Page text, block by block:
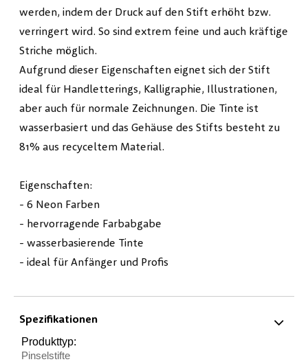
werden, indem der Druck auf den Stift erhöht bzw.
verringert wird. So sind extrem feine und auch kräftige
Striche möglich.
Aufgrund dieser Eigenschaften eignet sich der Stift
ideal für Handletterings, Kalligraphie, Illustrationen,
aber auch für normale Zeichnungen. Die Tinte ist
wasserbasiert und das Gehäuse des Stifts besteht zu
81% aus recyceltem Material.
Eigenschaften:
- 6 Neon Farben
- hervorragende Farbabgabe
- wasserbasierende Tinte
- ideal für Anfänger und Profis
Spezifikationen
Produkttyp:
Pinselstifte